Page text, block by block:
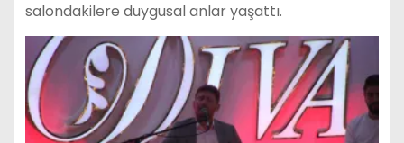
salondakilere duygusal anlar yaşattı.